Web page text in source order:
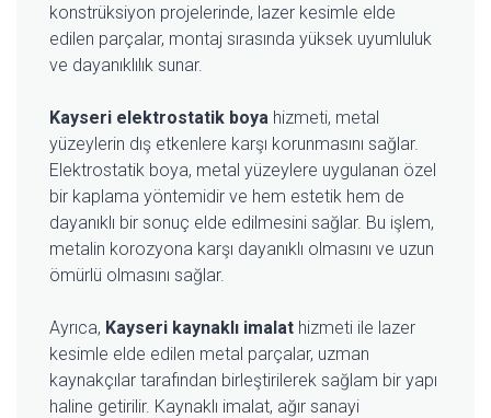
konstrüksiyon projelerinde, lazer kesimle elde
edilen parçalar, montaj sırasında yüksek uyumluluk
ve dayanıklılık sunar.
Kayseri elektrostatik boya hizmeti, metal
yüzeylerin dış etkenlere karşı korunmasını sağlar.
Elektrostatik boya, metal yüzeylere uygulanan özel
bir kaplama yöntemidir ve hem estetik hem de
dayanıklı bir sonuç elde edilmesini sağlar. Bu işlem,
metalin korozyona karşı dayanıklı olmasını ve uzun
ömürlü olmasını sağlar.
Ayrıca, Kayseri kaynaklı imalat hizmeti ile lazer
kesimle elde edilen metal parçalar, uzman
kaynakçılar tarafından birleştirilerek sağlam bir yapı
haline getirilir. Kaynaklı imalat, ağır sanayi